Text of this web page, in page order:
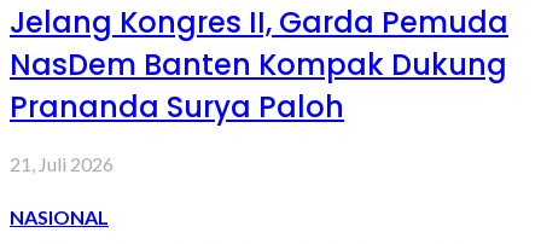
Jelang Kongres II, Garda Pemuda
NasDem Banten Kompak Dukung
Prananda Surya Paloh
21, Juli 2026
NASIONAL